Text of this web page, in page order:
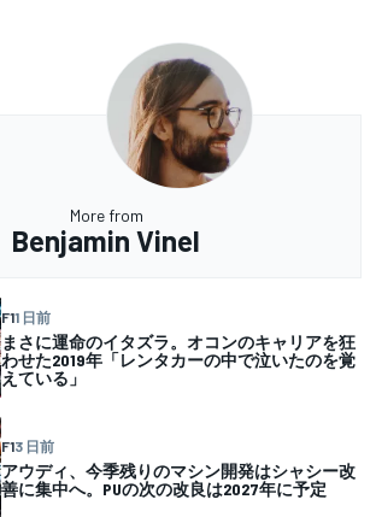
More from
Benjamin Vinel
F11 日前
まさに運命のイタズラ。オコンのキャリアを狂
わせた2019年「レンタカーの中で泣いたのを覚
えている」
F13 日前
アウディ、今季残りのマシン開発はシャシー改
善に集中へ。PUの次の改良は2027年に予定